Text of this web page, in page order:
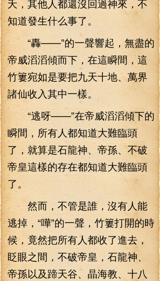
夭，其他人都還沒回過神來，不
知道發生什么事了。
“轟——”的一聲響起，無盡的
帝威滔滔傾而下，在這瞬間，這
竹簍宛如是要把九天十地、萬界
諸仙收入其中一樣。
“逃呀——”在帝威滔滔傾下的
瞬間，所有人都知道大難臨頭
了，就算是石龍神、帝孫、不破
帝皇這樣的存在都知道大難臨頭
了。
然而，不管是誰，沒有人能
逃掉，“嘩”的一聲，竹簍打開的時
候，竟然把所有人都收了進去，
眨眼之間，不破帝皇，石龍神、
帝孫以及蹄天谷、晶海教、十八